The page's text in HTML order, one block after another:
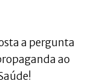
a pergunta
ao